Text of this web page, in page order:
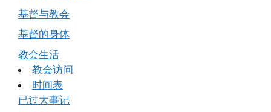
基督与教会
基督的身体
教会生活
教会访问
时间表
已过大事记